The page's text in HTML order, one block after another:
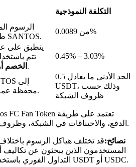
خدمة الاقتراض
التكلفة النموذجية
الرسوم
طلبات فورية لشراء SANTOS.
من 0.0089%
ينطبق على
تتم
الخصم .
0.45% – 3.03%
محفظة عملات رقمية خارجية.
الحد الأدنى ما يعادل 0.5
USDT، وذلك حسب
ظروف الشبكة
الدفع، والاختناقات في الشبكة، وظروف السوق في وقت المعاملة.
نصائح:قد تختلف هياكل الرسوم
المستخدمون الذين يبحثون عن تكاليف
التداول الفوري باستخدام العملات المستقرة مثل USDT أو USDC.